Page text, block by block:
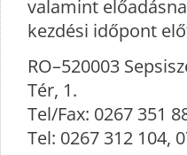
valamint
kezdési időpont
RO–520003
Tér, 1.
Tel/Fax: 0267 351
Tel: 0267 312 104,